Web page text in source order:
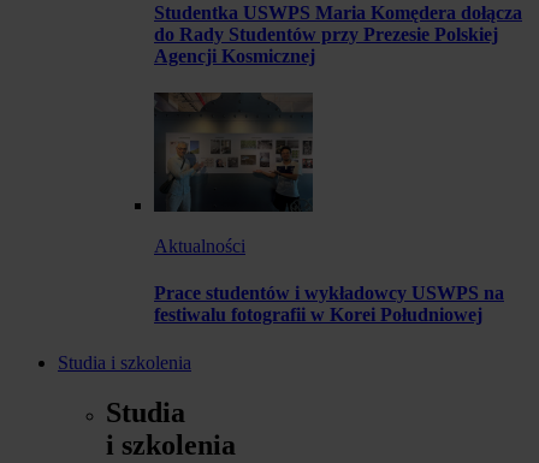
Studentka USWPS Maria Komędera dołącza
do Rady Studentów przy Prezesie Polskiej
Agencji Kosmicznej
Aktualności
Prace studentów i wykładowcy USWPS na
festiwalu fotografii w Korei Południowej
Studia i szkolenia
Studia
i szkolenia